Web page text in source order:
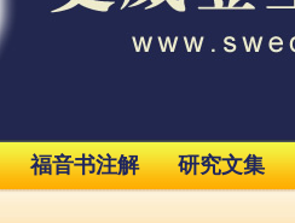
福音书注解 研究文集